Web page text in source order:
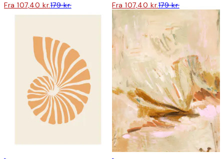
Fra 107,40 kr.179 kr. Fra 107,40 kr.179 kr.